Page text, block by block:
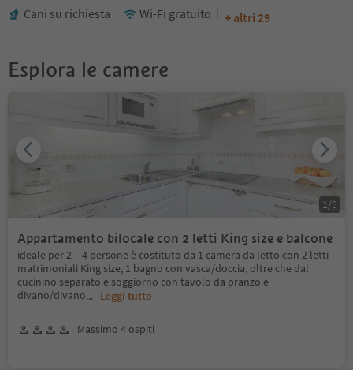
Cani su richiesta
Wi-Fi gratuito + altri 29
Esplora le camere
Appartamento bilocale con 2 letti King size e balcone
ideale per 2 – 4 persone è costituto da 1 camera da letto con 2 letti
matrimoniali King size, 1 bagno con vasca/doccia, oltre che dal
cucinino separato e soggiorno con tavolo da pranzo e
divano/divano... Leggi tutto
Massimo 4 ospiti
1/5